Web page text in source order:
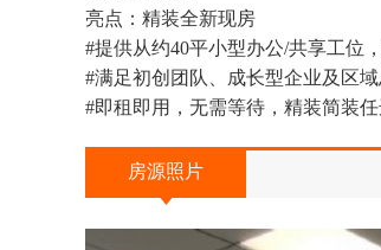
亮点：精装全新现房
#提供从约40平小型办公/共享工位
#满足初创团队、成长型企业及区
#即租即用，无需等待，精装简装
房源照片